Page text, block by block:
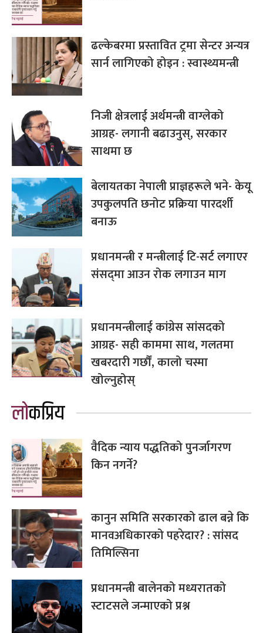
ढल्केबरमा प्रस्तावित ट्रमा सेन्टर अन्यत्र
सार्न लागिएको होइन : स्वास्थ्यमन्त्री
निजी क्षेत्रलाई अर्थमन्त्री वाग्लेको
आग्रह- लगानी बढाउनुस्, सरकार
साथमा छ
बेलायतका नेपाली प्राज्ञहरूले भने- केयू
उपकुलपति छनोट प्रक्रिया पारदर्शी
बनाऊ
प्रधानमन्त्री र मन्त्रीलाई टि-सर्ट लगाएर
संसद्‌मा आउन रोक लगाउन माग
प्रधानमन्त्रीलाई कांग्रेस सांसदको
आग्रह- सही काममा साथ, गलतमा
खबरदारी गर्छौं, कालो चस्मा
खोल्नुहोस्
लोकप्रिय
वैदिक न्याय पद्धतिको पुनर्जागरण
किन नगर्ने?
कानुन समिति सरकारको ढाल बन्ने कि
मानवअधिकारको पहरेदार? : सांसद
तिमिल्सिना
प्रधानमन्त्री बालेनको मध्यरातको
स्टाटसले जन्माएको प्रश्न